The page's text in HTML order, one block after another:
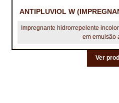
ANTIPLUVIOL W
Impregnante hidrorrepelente
em emulsão
Ver